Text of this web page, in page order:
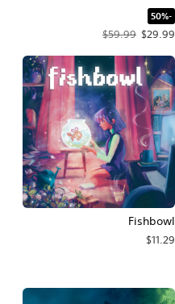
‏-50%‏
$29.99
سعر العرض $29.99‏. السعر الأصلي، $59.99‏.$59.99
Fishbowl
$11.29